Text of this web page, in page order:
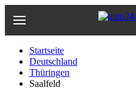
Hauptinhalt
Startseite
Deutschland
Thüringen
Saalfeld